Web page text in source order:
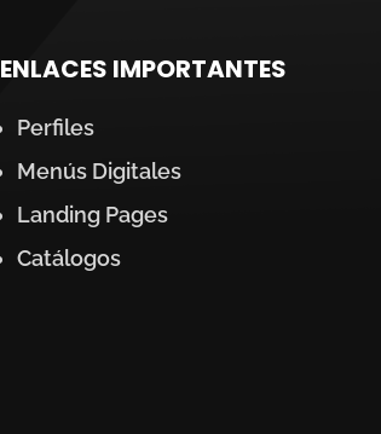
ENLACES IMPORTANTES
Perfiles
Menús Digitales
Landing Pages
Catálogos